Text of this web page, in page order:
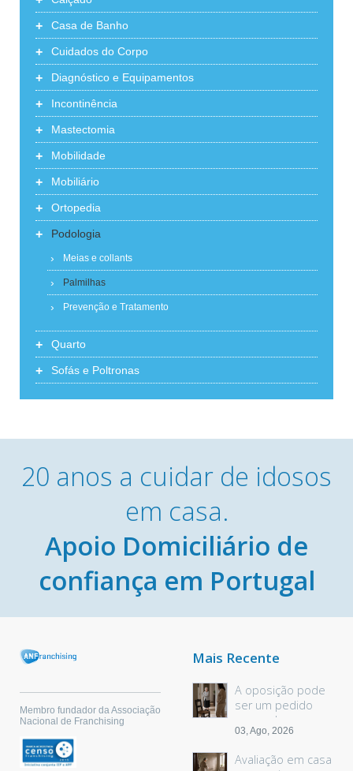
+ Casa de Banho
+ Cuidados do Corpo
+ Diagnóstico e Equipamentos
+ Incontinência
+ Mastectomia
+ Mobilidade
+ Mobiliário
+ Ortopedia
+ Podologia
Meias e collants
Palmilhas
Prevenção e Tratamento
+ Quarto
+ Sofás e Poltronas
20 anos a cuidar de idosos
em casa.
Apoio Domiciliário de
confiança em Portugal
Membro fundador da Associação
Nacional de Franchising
Mais Recente
A oposição pode
ser um pedido
sem palavras
03, Ago, 2026
Avaliação em casa